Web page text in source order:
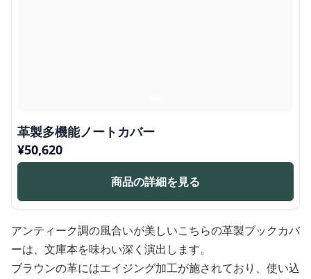
革製多機能ノートカバー
¥50,620
商品の詳細を見る
アンティーク調の風合いが美しいこちらの革製ブックカバ
ーは、文庫本を味わい深く演出します。
ブラウンの革にはエイジング加工が施されており、使い込